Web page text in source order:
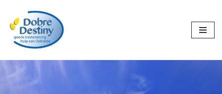
Ga
naar
inhoud